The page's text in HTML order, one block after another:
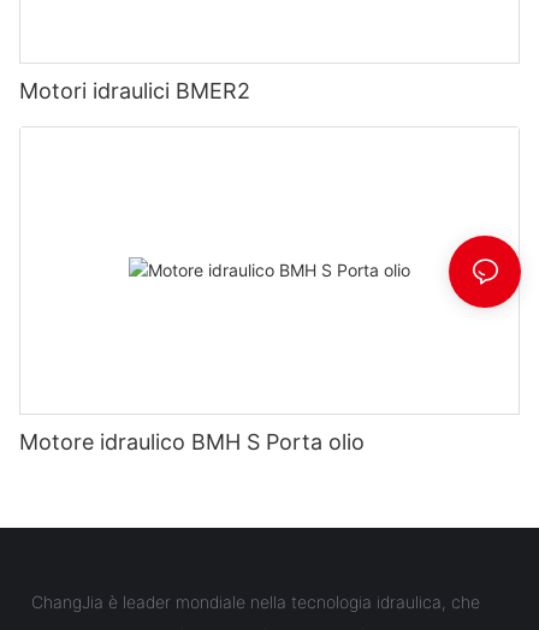
Motori idraulici BMER2
Motore idraulico BMH S Porta olio
ChangJia è leader mondiale nella tecnologia idraulica, che